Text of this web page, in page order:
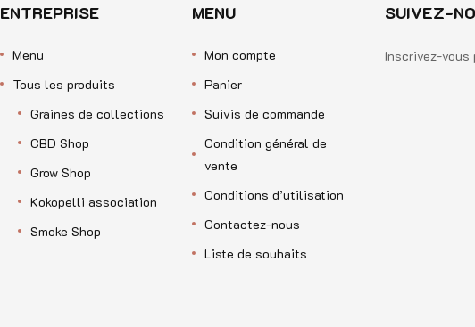
ENTREPRISE
Menu
Tous les produits
Graines de collections
CBD Shop
Grow Shop
Kokopelli association
Smoke Shop
MENU
Mon compte
Panier
Suivis de commande
Condition général de
vente
Conditions d’utilisation
Contactez-nous
Liste de souhaits
SUIVEZ-
Inscrivez-vous